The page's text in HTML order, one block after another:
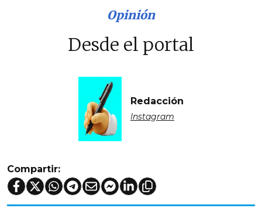
Opinión
Desde el portal
Redacción
Instagram
Compartir: